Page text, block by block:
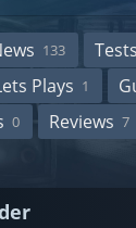
133 Tests
Plays 1
0 Reviews 7